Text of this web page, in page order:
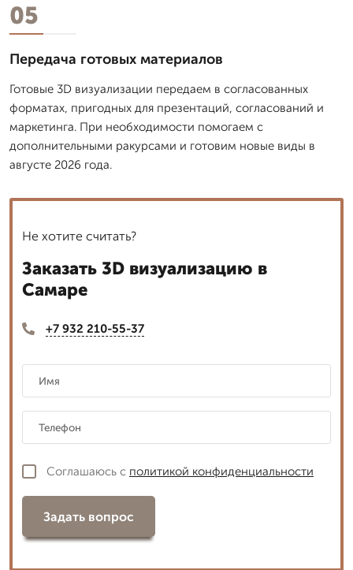
05
Передача готовых материалов
Готовые 3D визуализации передаем в согласованных
форматах, пригодных для презентаций, согласований и
маркетинга. При необходимости помогаем с
дополнительными ракурсами и готовим новые виды в
августе 2026 года.
Не хотите считать?
Заказать 3D визуализацию в
Самаре
+7 932 210-55-37
Соглашаюсь с политикой конфиденциальности
Задать вопрос